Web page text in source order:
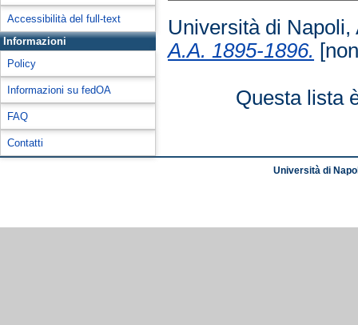
Accessibilità del full-text
Informazioni
Policy
Informazioni su fedOA
FAQ
Contatti
Università di Napoli,
A.A. 1895-1896.
Questa lista
Università di